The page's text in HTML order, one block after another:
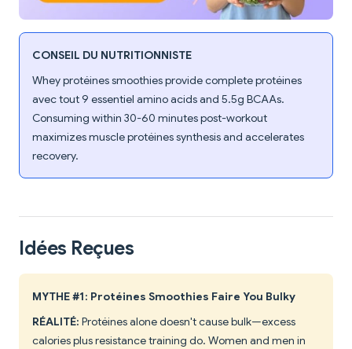
CONSEIL DU NUTRITIONNISTE
Whey protéines smoothies provide complete protéines
avec tout 9 essentiel amino acids and 5.5g BCAAs.
Consuming within 30-60 minutes post-workout
maximizes muscle protéines synthesis and accelerates
recovery.
Idées Reçues
MYTHE #1: Protéines Smoothies Faire You Bulky
RÉALITÉ: Protéines alone doesn't cause bulk—excess
calories plus resistance training do. Women and men in